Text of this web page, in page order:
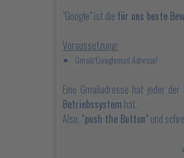
"Google" ist die für uns beste
Voraussetzung:
Gmail/Googlemail Adresse!
Eine Gmailadresse hat jeder
Betriebssystem hat.
Also, "push the Button"und